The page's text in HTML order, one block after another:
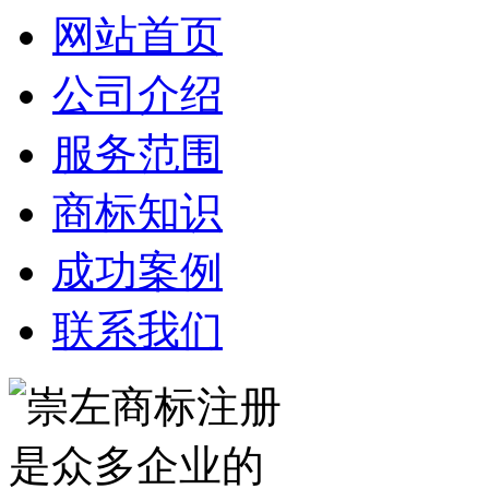
网站首页
公司介绍
服务范围
商标知识
成功案例
联系我们